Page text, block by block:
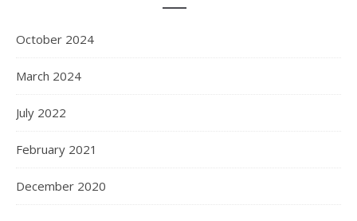
October 2024
March 2024
July 2022
February 2021
December 2020